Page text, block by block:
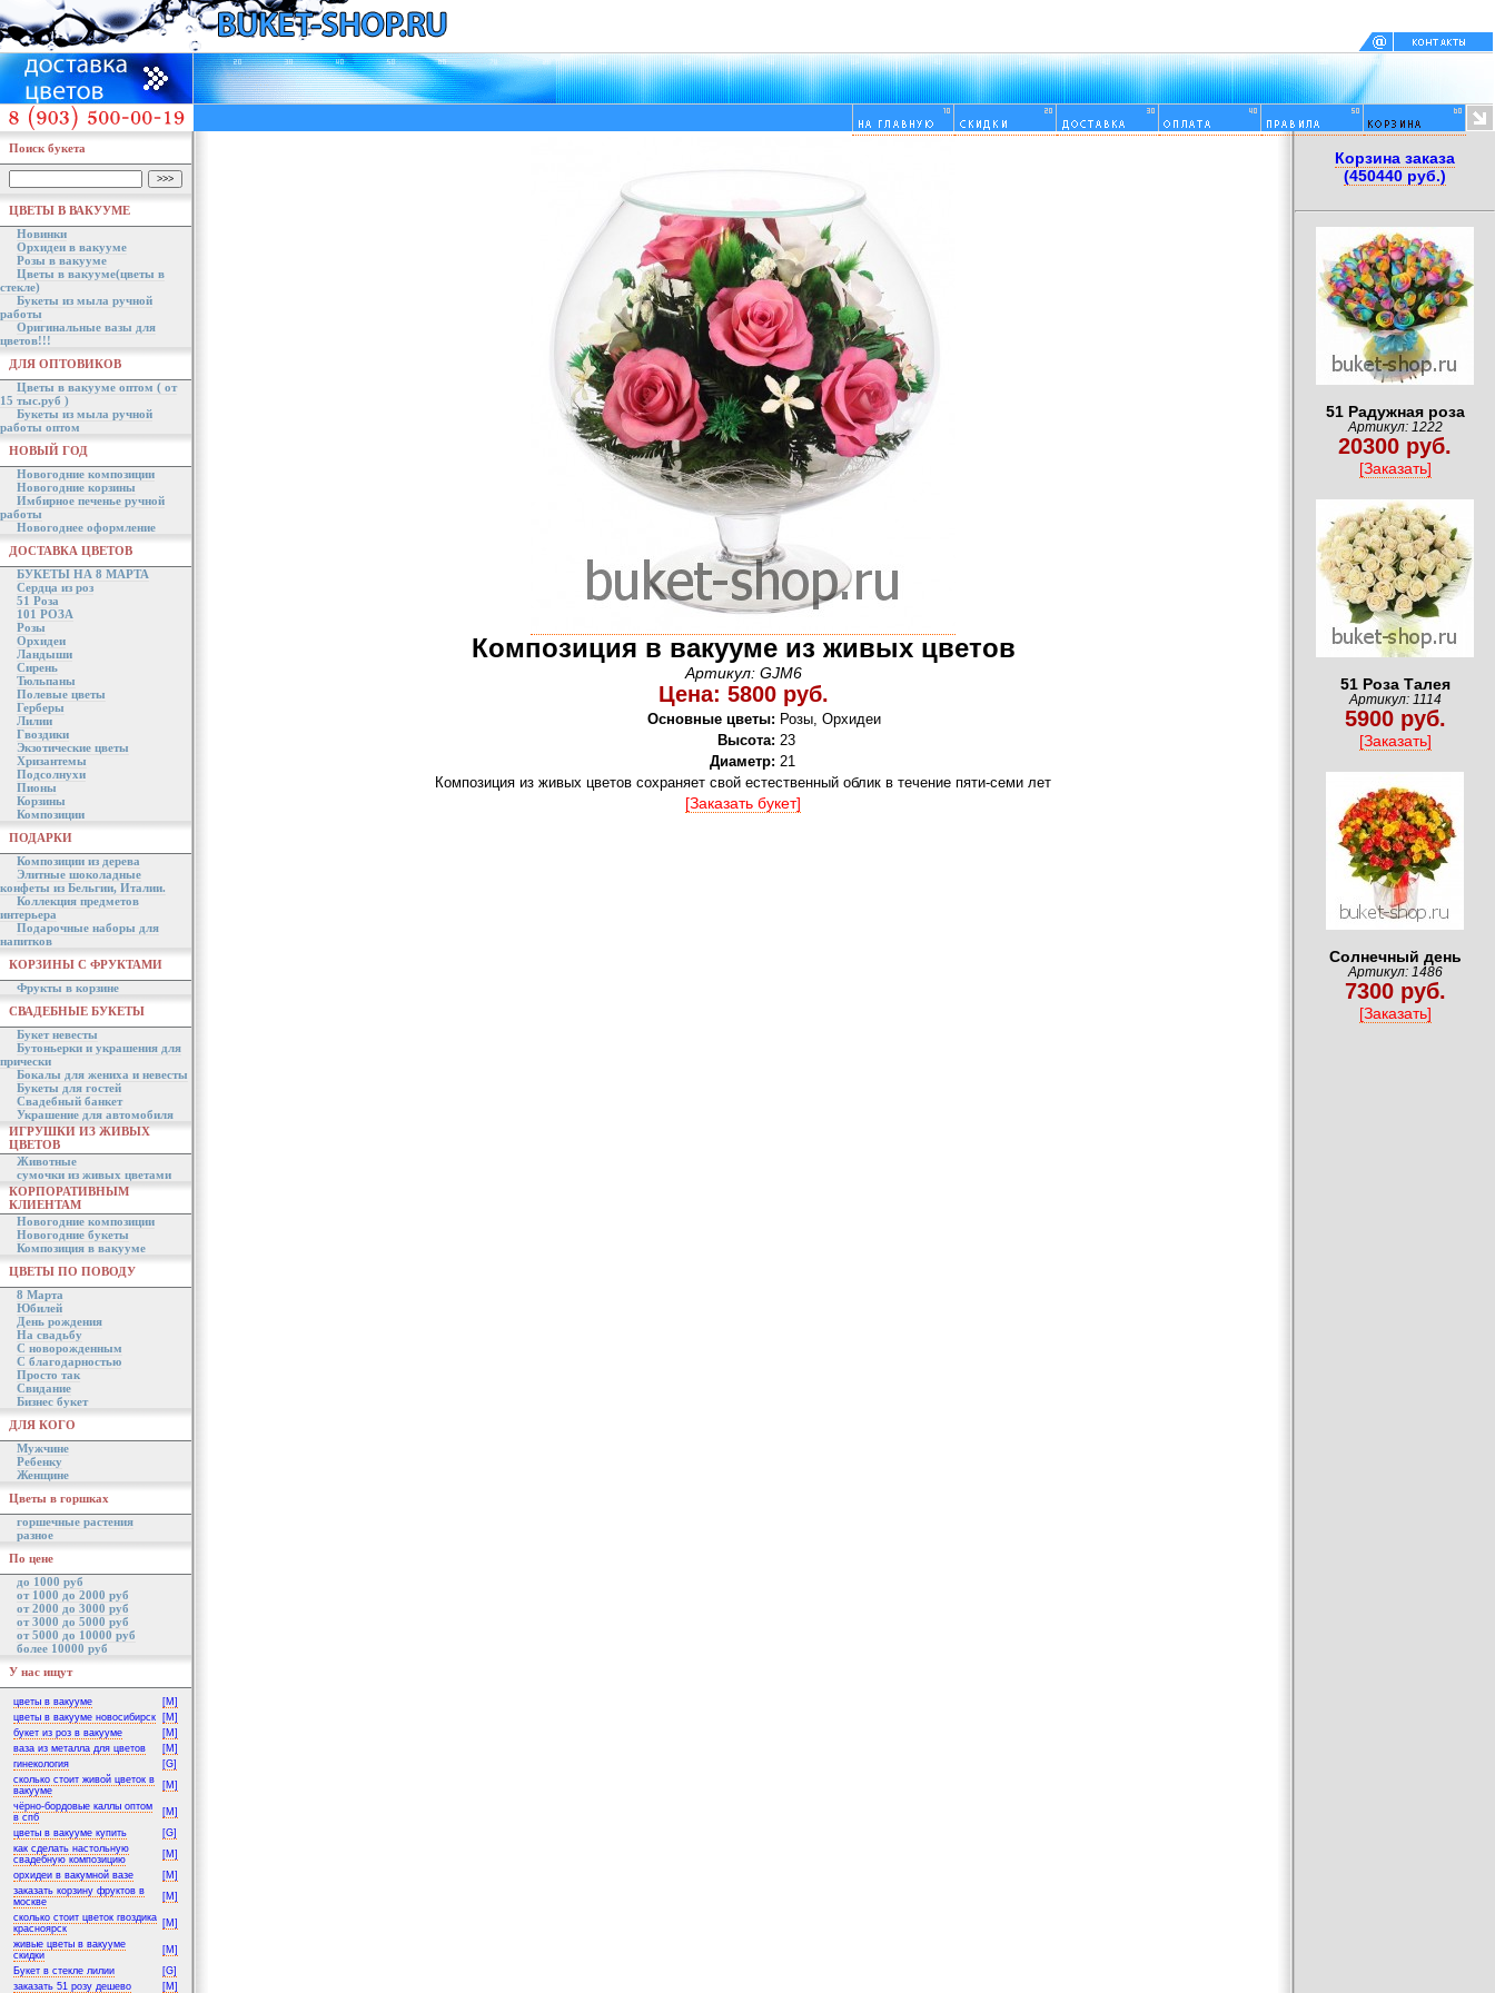
Поиск букета
ЦВЕТЫ В ВАКУУМЕ
Новинки
Орхидеи в вакууме
Розы в вакууме
Цветы в вакууме(цветы в
стекле)
Букеты из мыла ручной
работы
Оригинальные вазы для
цветов!!!
ДЛЯ ОПТОВИКОВ
Цветы в вакууме оптом ( от
15 тыс.руб )
Букеты из мыла ручной
работы оптом
НОВЫЙ ГОД
Новогодние композиции
Новогодние корзины
Имбирное печенье ручной
работы
Новогоднее оформление
ДОСТАВКА ЦВЕТОВ
БУКЕТЫ НА 8 МАРТА
Сердца из роз
51 Роза
101 РОЗА
Розы
Орхидеи
Ландыши
Сирень
Тюльпаны
Полевые цветы
Герберы
Лилии
Гвоздики
Экзотические цветы
Хризантемы
Подсолнухи
Пионы
Корзины
Композиции
ПОДАРКИ
Композиции из дерева
Элитные шоколадные
конфеты из Бельгии, Италии.
Коллекция предметов
интерьера
Подарочные наборы для
напитков
КОРЗИНЫ С ФРУКТАМИ
Фрукты в корзине
СВАДЕБНЫЕ БУКЕТЫ
Букет невесты
Бутоньерки и украшения для
прически
Бокалы для жениха и невесты
Букеты для гостей
Свадебный банкет
Украшение для автомобиля
ИГРУШКИ ИЗ ЖИВЫХ
ЦВЕТОВ
Животные
сумочки из живых цветами
КОРПОРАТИВНЫМ
КЛИЕНТАМ
Новогодние композиции
Новогодние букеты
Композиция в вакууме
ЦВЕТЫ ПО ПОВОДУ
8 Марта
Юбилей
День рождения
На свадьбу
С новорожденным
С благодарностью
Просто так
Свидание
Бизнес букет
ДЛЯ КОГО
Мужчине
Ребенку
Женщине
Цветы в горшках
горшечные растения
разное
По цене
до 1000 руб
от 1000 до 2000 руб
от 2000 до 3000 руб
от 3000 до 5000 руб
от 5000 до 10000 руб
более 10000 руб
У нас ищут
цветы в вакууме
[M]
цветы в вакууме новосибирск
[M]
букет из роз в вакууме
[M]
ваза из металла для цветов
[M]
гинекология
[G]
сколько стоит живой цветок в
вакууме
[M]
чёрно-бордовые каллы оптом
в спб
[M]
цветы в вакууме купить
[G]
как сделать настольную
свадебную композицию
[M]
орхидеи в вакумной вазе
[M]
заказать корзину фруктов в
москве
[M]
сколько стоит цветок гвоздика
красноярск
[M]
живые цветы в вакууме
скидки
[M]
Букет в стекле лилии
[G]
заказать 51 розу дешево
[M]
Композиция в вакууме из живых цветов
Артикул: GJM6
Цена: 5800 руб.
Основные цветы: Розы, Орхидеи
Высота: 23
Диаметр: 21
Композиция из живых цветов сохраняет свой естественный облик в течение пяти-семи лет
[Заказать букет]
Корзина заказа
(450440 руб.)
51 Радужная роза
Артикул: 1222
20300 руб.
[Заказать]
51 Роза Талея
Артикул: 1114
5900 руб.
[Заказать]
Солнечный день
Артикул: 1486
7300 руб.
[Заказать]